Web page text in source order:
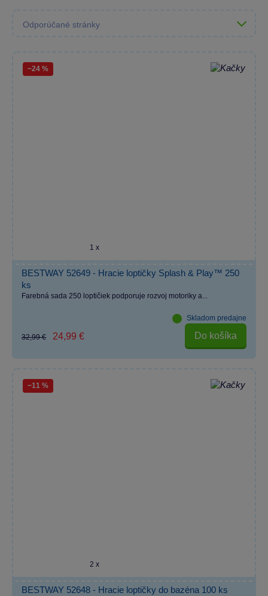
−24 %
1 x
BESTWAY 52649 - Hracie loptičky Splash & Play™ 250
ks
Farebná sada 250 loptičiek podporuje rozvoj motoriky a...
Skladom predajne
32,99 € 24,99 € Do košíka
−11 %
2 x
BESTWAY 52648 - Hracie loptičky do bazéna 100 ks